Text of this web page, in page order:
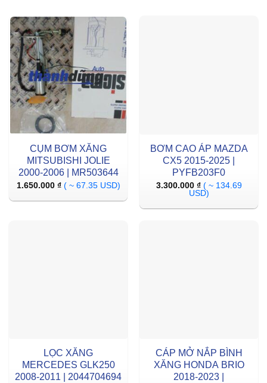
CỤM BƠM XĂNG
MITSUBISHI JOLIE
2000-2006 | MR503644
1.650.000 ₫ ( ~ 67.35 USD)
BƠM CAO ÁP MAZDA
CX5 2015-2025 |
PYFB203F0
3.300.000 ₫ ( ~ 134.69
USD)
LỌC XĂNG
MERCEDES GLK250
2008-2011 | 2044704694
CÁP MỞ NẮP BÌNH
XĂNG HONDA BRIO
2018-2023 |